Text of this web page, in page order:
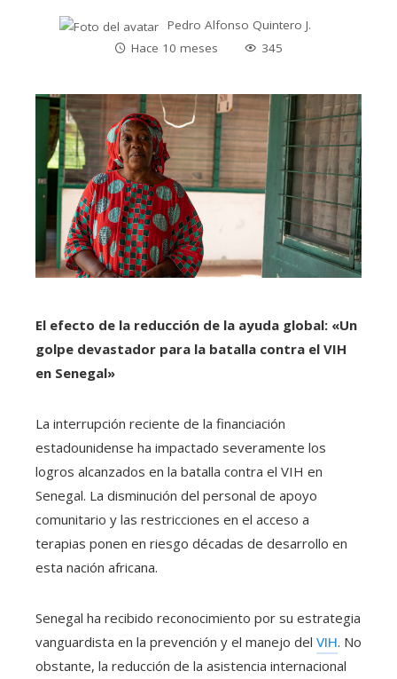
Pedro Alfonso Quintero J.
Hace 10 meses
345
El efecto de la reducción de la ayuda global: «Un
golpe devastador para la batalla contra el VIH
en Senegal»
La interrupción reciente de la financiación
estadounidense ha impactado severamente los
logros alcanzados en la batalla contra el VIH en
Senegal. La disminución del personal de apoyo
comunitario y las restricciones en el acceso a
terapias ponen en riesgo décadas de desarrollo en
esta nación africana.
Senegal ha recibido reconocimiento por su estrategia
vanguardista en la prevención y el manejo del VIH. No
obstante, la reducción de la asistencia internacional